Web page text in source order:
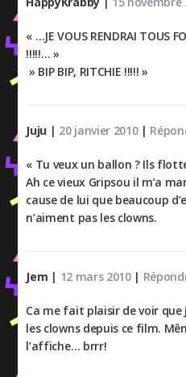
« …JE VOUS RENDRAI TOUS
!!!!!… »
» BIP BIP, RITCHIE !!!!! »
Juju | 20 janvier 2010|
« Tu veux un ballon ? Ils
Ah ce vieux Gripsou il m’a
cause de lui que beaucoup
n’aiment pas les clowns.
Jem | 12 mars 2010|
Ca me fait plaisir de voir que
les clowns depuis ce film.
l’affiche… brrr!